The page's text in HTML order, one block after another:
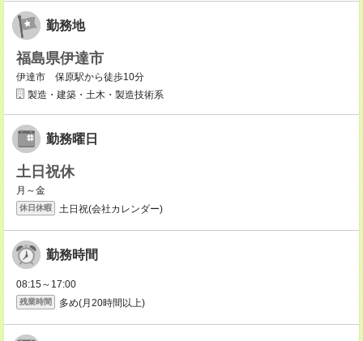
勤務地
福島県伊達市
伊達市 保原駅から徒歩10分
製造・建築・土木・製造技術系
勤務曜日
土日祝休
月～金
休日休暇 土日祝(会社カレンダー)
勤務時間
08:15～17:00
残業時間 多め(月20時間以上)